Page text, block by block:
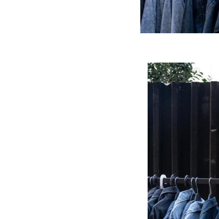
سریع‌تر، پنهان‌کارتر و
| پهپاد انتحاری
هواپیمای مرموز E-11A BACN چیست؟